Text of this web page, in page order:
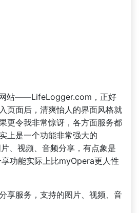
站——LifeLogger.com，正好
页面后，清爽怡人的界面风格就
更令我非常惊讶，各方面服务都
上是一个功能非常强大的
、视频、音频分享，有点象是
功能实际上比myOpera更人性
享服务，支持的图片、视频、音